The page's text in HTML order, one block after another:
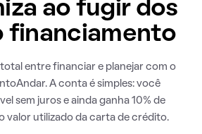
ao fugir dos
financiamento
entre financiar e planejar com o
A conta é simples: você
sem juros e ainda ganha 10% de
valor utilizado da carta de crédito.